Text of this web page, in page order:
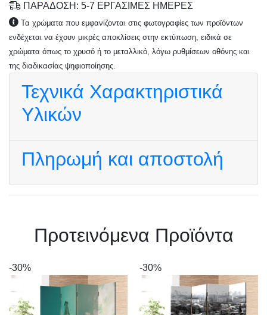
ΠΑΡΑΔΟΣΗ: 5-7 ΕΡΓΑΣΙΜΕΣ ΗΜΕΡΕΣ
Τα χρώματα που εμφανίζονται στις φωτογραφίες των προϊόντων
ενδέχεται να έχουν μικρές αποκλίσεις στην εκτύπωση, ειδικά σε
χρώματα όπως το χρυσό ή το μεταλλικό, λόγω ρυθμίσεων οθόνης και
της διαδικασίας ψηφιοποίησης.
Τεχνικά Χαρακτηριστικά
Υλικών
Πληρωμή και αποστολή
Πρoτεινόμενα Προϊόντα
-30% -30%